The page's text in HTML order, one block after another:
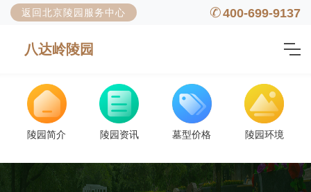
返回北京陵园服务中心 400-699-9137
八达岭陵园
陵园简介 陵园资讯 墓型价格 陵园环境